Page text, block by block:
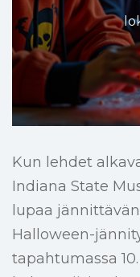
Kun lehdet
Indiana State
lupaa
Halloween-
tapahtumassa